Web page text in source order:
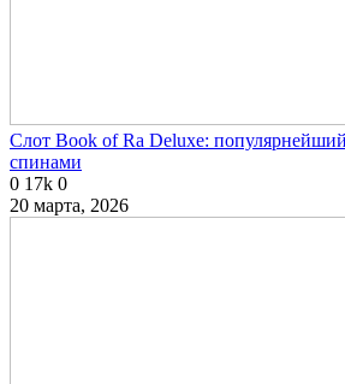
Слот Book of Ra Deluxe:
спинами
0 17k 0
20 марта, 2026